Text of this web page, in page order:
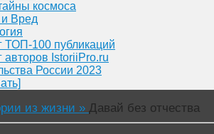
космоса
Вред
ТОП-100 публикаций
авторов IstoriiPro.ru
России 2023
из жизни » Давай без отчества